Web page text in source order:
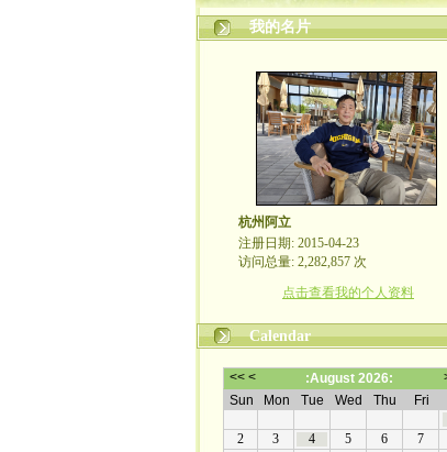
我的名片
杭州阿立
注册日期: 2015-04-23
访问总量: 2,282,857 次
点击查看我的个人资料
Calendar